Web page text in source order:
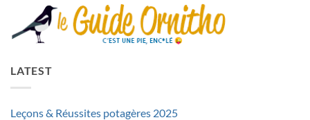
LATEST
Leçons & Réussites potagères 2025